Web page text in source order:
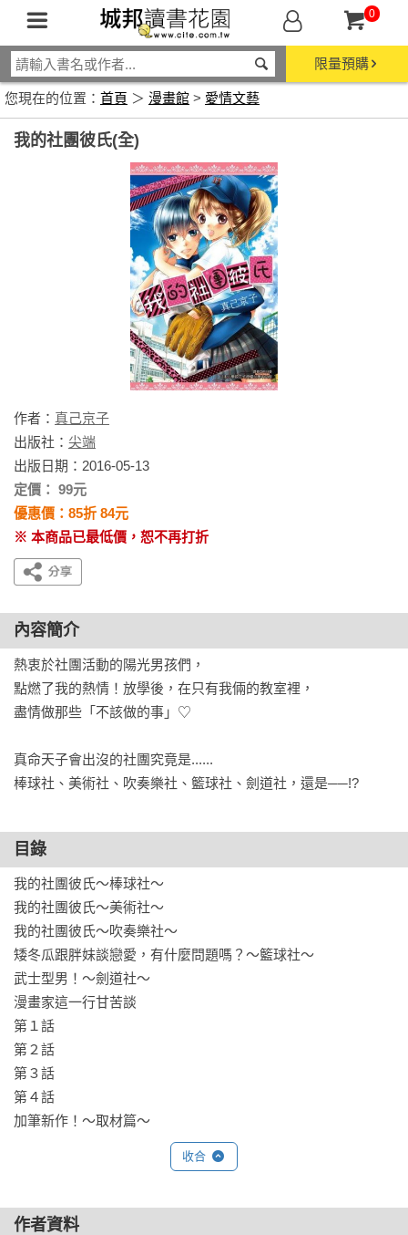
0
限量預購
您現在的位置： 首頁 ＞ 漫畫館 > 愛情文藝
我的社團彼氏(全)
作者： 真己京子
出版社： 尖端
出版日期：2016-05-13
定價： 99元
優惠價：85折 84元
※ 本商品已最低價，恕不再打折
內容簡介
熱衷於社團活動的陽光男孩們，
點燃了我的熱情！放學後，在只有我倆的教室裡，
盡情做那些「不該做的事」♡
真命天子會出沒的社團究竟是......
棒球社、美術社、吹奏樂社、籃球社、劍道社，還是──!?
目錄
我的社團彼氏～棒球社～
我的社團彼氏～美術社～
我的社團彼氏～吹奏樂社～
矮冬瓜跟胖妹談戀愛，有什麼問題嗎？～籃球社～
武士型男！～劍道社～
漫畫家這一行甘苦談
第１話
第２話
第３話
第４話
加筆新作！～取材篇～
收合
作者資料